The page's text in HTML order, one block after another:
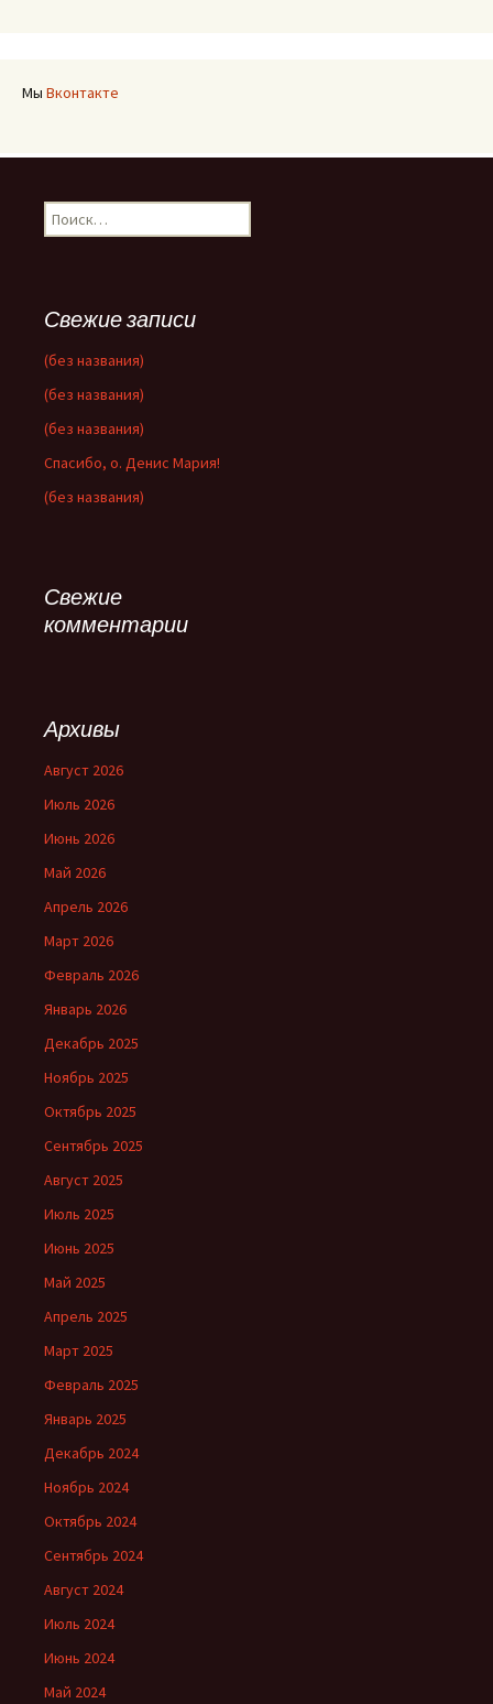
Мы Вконтакте
Найти:
Свежие записи
(без названия)
(без названия)
(без названия)
Спасибо, о. Денис Мария!
(без названия)
Свежие
комментарии
Архивы
Август 2026
Июль 2026
Июнь 2026
Май 2026
Апрель 2026
Март 2026
Февраль 2026
Январь 2026
Декабрь 2025
Ноябрь 2025
Октябрь 2025
Сентябрь 2025
Август 2025
Июль 2025
Июнь 2025
Май 2025
Апрель 2025
Март 2025
Февраль 2025
Январь 2025
Декабрь 2024
Ноябрь 2024
Октябрь 2024
Сентябрь 2024
Август 2024
Июль 2024
Июнь 2024
Май 2024